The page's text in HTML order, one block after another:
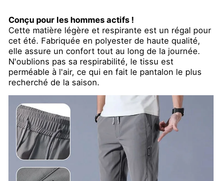
Conçu pour les hommes actifs !
Cette matière légère et respirante est un régal pour
cet été. Fabriquée en polyester de haute qualité,
elle assure un confort tout au long de la journée.
N'oublions pas sa respirabilité, le tissu est
perméable à l'air, ce qui en fait le pantalon le plus
recherché de la saison.